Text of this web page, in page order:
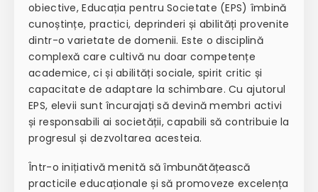
obiective, Educația pentru Societate (EPS) îmbină
cunoștințe, practici, deprinderi și abilități provenite
dintr-o varietate de domenii. Este o disciplină
complexă care cultivă nu doar competențe
academice, ci și abilități sociale, spirit critic și
capacitate de adaptare la schimbare. Cu ajutorul
EPS, elevii sunt încurajați să devină membri activi
și responsabili ai societății, capabili să contribuie la
progresul și dezvoltarea acesteia.
Într-o inițiativă menită să îmbunătățească
practicile educaționale și să promoveze excelența